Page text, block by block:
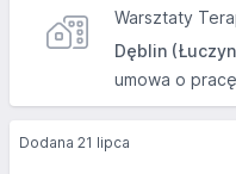
Warsztaty
Dęblin
umowa o pracę
Dodana 21 lipca